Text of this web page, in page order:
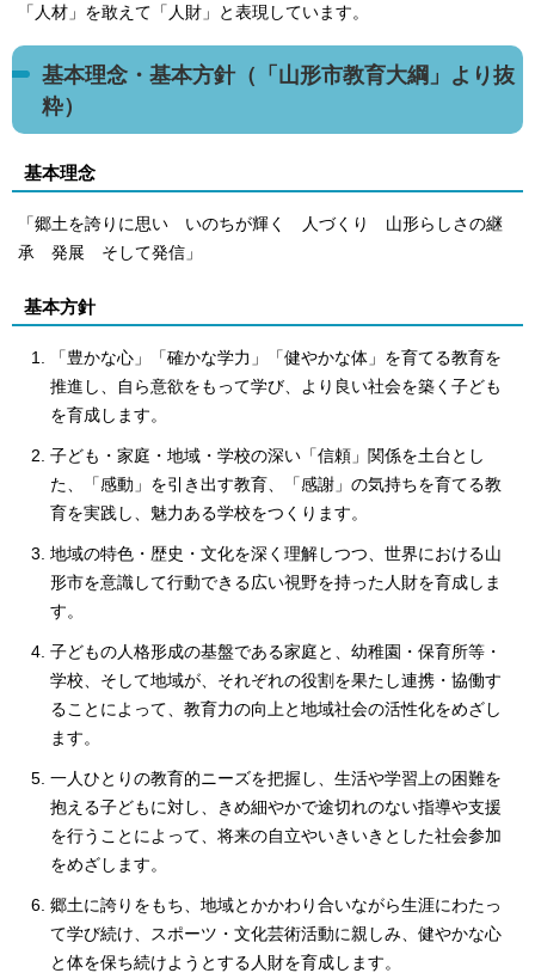
「人材」を敢えて「人財」と表現しています。
基本理念・基本方針（「山形市教育大綱」より抜
粋）
基本理念
「郷土を誇りに思い いのちが輝く 人づくり 山形らしさの継
承 発展 そして発信」
基本方針
「豊かな心」「確かな学力」「健やかな体」を育てる教育を
推進し、自ら意欲をもって学び、より良い社会を築く子ども
を育成します。
子ども・家庭・地域・学校の深い「信頼」関係を土台とし
た、「感動」を引き出す教育、「感謝」の気持ちを育てる教
育を実践し、魅力ある学校をつくります。
地域の特色・歴史・文化を深く理解しつつ、世界における山
形市を意識して行動できる広い視野を持った人財を育成しま
す。
子どもの人格形成の基盤である家庭と、幼稚園・保育所等・
学校、そして地域が、それぞれの役割を果たし連携・協働す
ることによって、教育力の向上と地域社会の活性化をめざし
ます。
一人ひとりの教育的ニーズを把握し、生活や学習上の困難を
抱える子どもに対し、きめ細やかで途切れのない指導や支援
を行うことによって、将来の自立やいきいきとした社会参加
をめざします。
郷土に誇りをもち、地域とかかわり合いながら生涯にわたっ
て学び続け、スポーツ・文化芸術活動に親しみ、健やかな心
と体を保ち続けようとする人財を育成します。